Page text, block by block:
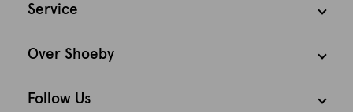
Service
Over Shoeby
Follow Us